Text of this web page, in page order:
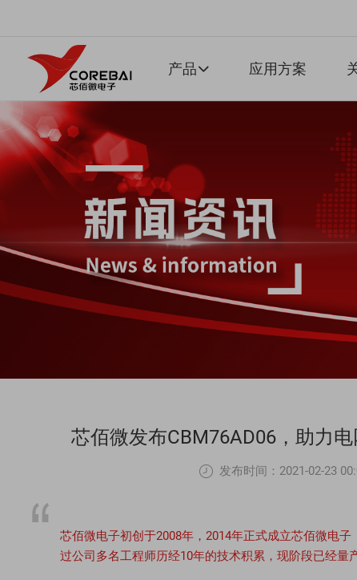
产品  应用方案
芯佰微发布CBM76AD06，助力
发布时间：2021-02-23
芯佰微电子初创于2008年，2014年正式成立芯佰微电
过公司多名工程师历经10年的技术积累，现阶段已经量